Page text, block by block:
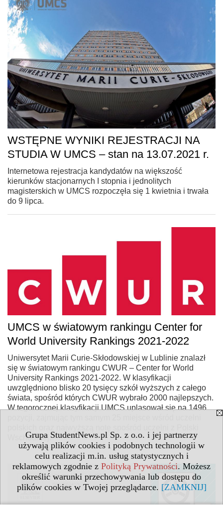
Grupa StudentNews.pl Sp. z o.o. i jej partnerzy
używają plików cookies i podobnych technologii w
celu realizacji m.in. usług statystycznych i
reklamowych zgodnie z Polityką Prywatności. Możesz
określić warunki przechowywania lub dostępu do
plików cookies w Twojej przeglądarce. [ZAMKNIJ]
WSTĘPNE WYNIKI REJESTRACJI NA
STUDIA W UMCS – stan na 13.07.2021 r.
Internetowa rejestracja kandydatów na większość
kierunków stacjonarnych I stopnia i jednolitych
magisterskich w UMCS rozpoczęła się 1 kwietnia i trwała
do 9 lipca.
UMCS w światowym rankingu Center for
World University Rankings 2021-2022
Uniwersytet Marii Curie-Skłodowskiej w Lublinie znalazł
się w światowym rankingu CWUR – Center for World
University Rankings 2021-2022. W klasyfikacji
uwzględniono blisko 20 tysięcy szkół wyższych z całego
świata, spośród których CWUR wybrało 2000 najlepszych.
W tegorocznej klasyfikacji UMCS uplasował się na 1496
Wschodniej.